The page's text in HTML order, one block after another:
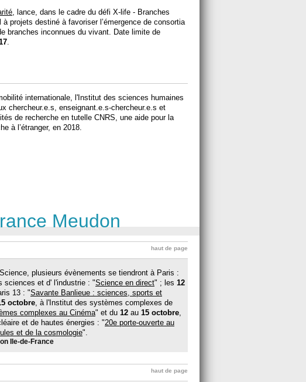
, lance, dans le cadre du défi X-life - Branches
projets destiné à favoriser l’émergence de consortia
branches inconnues du vivant. Date limite de
.
internationale, l'Institut des sciences humaines
chercheur.e.s, enseignant.e.s-chercheur.e.s et
de recherche en tutelle CNRS, une aide pour la
à l’étranger, en 2018.
Meudon
haut de page
plusieurs évènements se tiendront à Paris :
sciences et d' l'industrie : "Science en direct" ; les 12
13 : "Savante Banlieue : sciences, sports et
octobre, à l'Institut des systèmes complexes de
complexes au Cinéma" et du 12 au 15 octobre,
et de hautes énergies : "20e porte-ouverte au
et de la cosmologie".
Ile-de-France
haut de page